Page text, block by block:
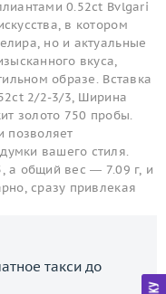
0.52ct Bvlgari
в котором
но и актуальные
вкуса,
образе. Вставка
2/2-3/3, Ширина
золото 750 пробы.
позволяет
вашего стиля.
а общий вес — 7.09 г, и
сразу привлекая
такси до